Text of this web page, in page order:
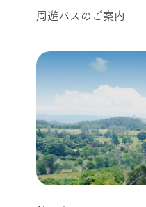
周遊バスのご案内